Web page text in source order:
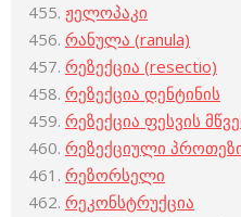
ჟელოპაკი
რანულა (ranula)
რეზექცია (resectio)
რეზექცია დენტინის
რეზექცია ფესვის
რეზექციული
რეზორსელი
რეკონსტრუქცია